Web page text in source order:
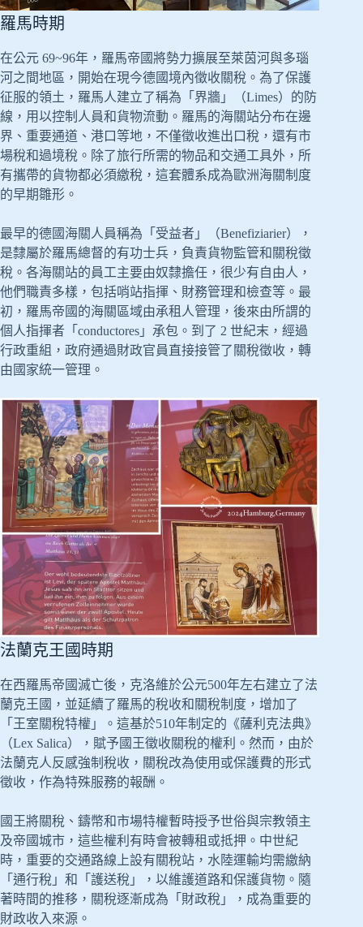
羅馬時期
在公元 69~96年，羅馬帝國將勢力擴展至萊茵河與多瑙
河之間地區，開始在現今德國境內徵收關稅。為了保護
征服的領土，羅馬人建立了稱為「界牆」（Limes）的防
線，用以控制人員和貨物流動。羅馬的海關站分布在邊
界、重要通道、港口等地，不僅徵收進出口稅，還有市
場稅和過境稅。除了旅行所需的物品和交通工具外，所
有攜帶的貨物都必須繳稅，這套體系成為歐洲海關制度
的早期雛形。
最早的德國海關人員稱為「受益者」（Benefiziarier），
是隸屬於羅馬總督的有功士兵，負責貨物監管和關稅徵
稅。各海關站的員工主要由奴隸擔任，很少有自由人，
他們職責多樣，包括哨站指揮、財務管理和檢查等。最
初，羅馬帝國的海關區域由承租人管理，後來由所謂的
個人指揮者「conductores」承包。到了 2 世紀末，經過
行政重組，政府通過財政官員直接接管了關稅徵收，轉
由國家統一管理。
法蘭克王國時期
在西羅馬帝國滅亡後，克洛維於公元500年左右建立了法
蘭克王國，並延續了羅馬的稅收和關稅制度，增加了
「王室關稅特權」。這基於510年制定的《薩利克法典》
（Lex Salica），賦予國王徵收關稅的權利。然而，由於
法蘭克人反感強制稅收，關稅改為使用或保護費的形式
徵收，作為特殊服務的報酬。
國王將關稅、鑄幣和市場特權暫時授予世俗與宗教領主
及帝國城市，這些權利有時會被轉租或抵押。中世紀
時，重要的交通路線上設有關稅站，水陸運輸均需繳納
「通行稅」和「護送稅」，以維護道路和保護貨物。隨
著時間的推移，關稅逐漸成為「財政稅」，成為重要的
財政收入來源。